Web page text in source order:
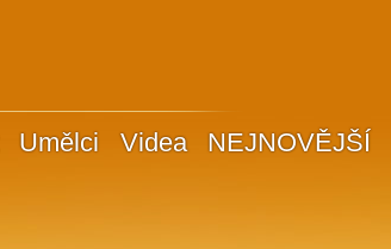
Umělci Videa NEJNOVĚJŠÍ